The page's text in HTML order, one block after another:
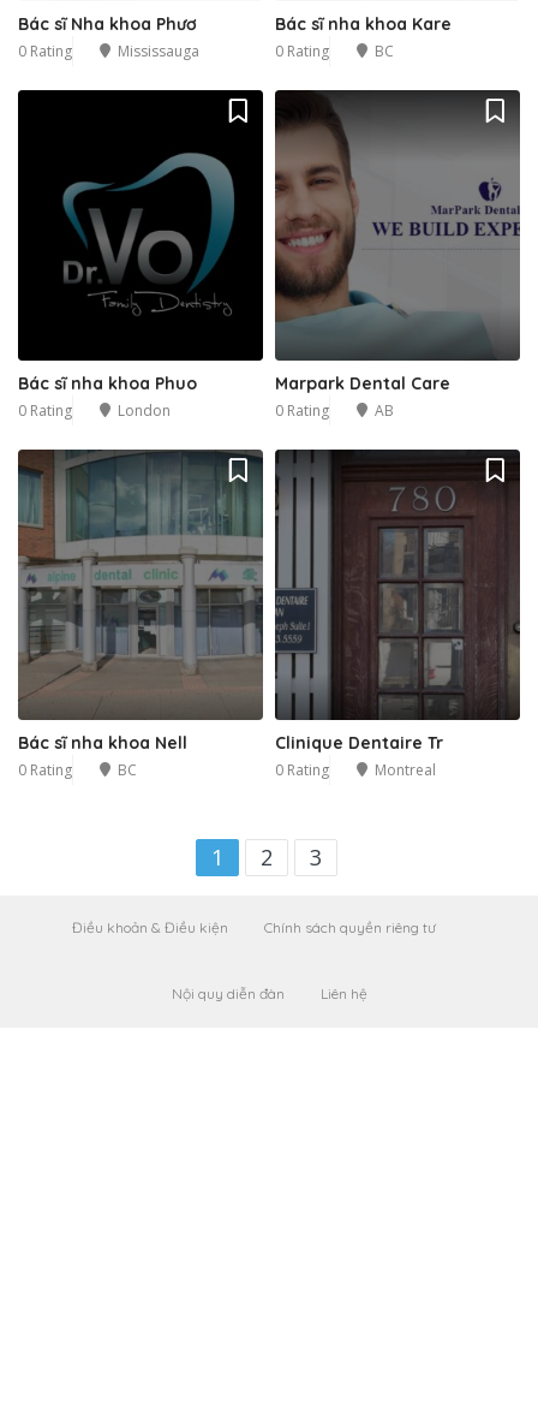
Bác sĩ Nha khoa Phươ
0 Rating Mississauga
Bác sĩ nha khoa Kare
0 Rating BC
Bác sĩ nha khoa Phuo
0 Rating London
Marpark Dental Care
0 Rating AB
Bác sĩ nha khoa Nell
0 Rating BC
Clinique Dentaire Tr
0 Rating Montreal
1 2 3
Điều khoản & Điều kiện Chính sách quyền riêng tư
Nội quy diễn đàn Liên hệ